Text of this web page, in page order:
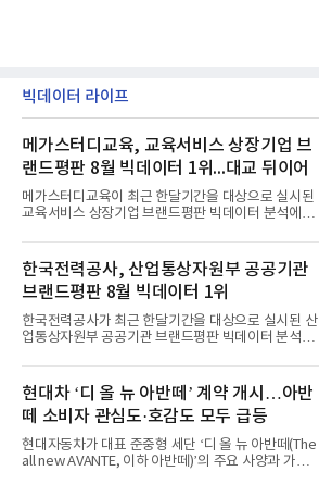
빅데이터 라이프
메가스터디교육, 교육서비스 상장기업 브
랜드평판 8월 빅데이터 1위...대교 뒤이어
메가스터디교육이 최근 한달기간을 대상으로 실시된
교육서비스 상장기업 브랜드평판 빅데이터 분석에서
일 한국기업평판연구소(소장 구창환)는 국내 교육서
비스 상장기업 브랜드를 대상으로 지난 7월 7일부터
8월 7일까지 수집된 소비자 빅데이터 10,074,233건
을 분석한 결과, 메가스터디교육이 브랜드평판지수
1,710,926을 기록하며 8월 1위에 올랐다고 밝혔다.
분석에 활용된 빅데이터는 지난 7월(9,491,206건) 대
비 6.14% 증가한 수치로, 교육서비스 상장기업 브랜
디교육, 대교, 디지
한국전력공사, 산업통상자원부 공공기관
브랜드평판 8월 빅데이터 1위
한국전력공사가 최근 한달기간을 대상으로 실시된 산
업통상자원부 공공기관 브랜드평판 빅데이터 분석에
이 순으로 뒤를 이었다.7일 한국기업평판연구소(소장
구창환)는 산업통상자원부 공공기관 41개 브랜드를
대상으로 지난 7월 7일부터 8월 7일까지 수집된 소비
자 빅데이터 91,102,549건을 분석한 결과, 한국전력
공사가 브랜드평판지수 10,670,633을 기록하며 8월
1위에 올랐다고 밝혔다. 분석에 활용된 빅데이터는 지
난 7월(88,893,823건) 대비 2.48% 증가한 수치다.연
현대차 ‘디 올 뉴 아반떼’ 계약 개시…아반
떼 소비자 관심도·호감도 모두 급등
현대자동차가 대표 준중형 세단 ‘디 올 뉴 아반떼(The
all new AVANTE, 이하 아반떼)’의 주요 사양과 가격